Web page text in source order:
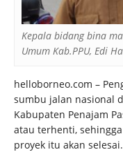
Kepala bidang bina
Umum Kab.PPU, Edi
helloborneo.com –
sumbu jalan nasional
Kabupaten Penajam
atau terhenti,
proyek itu akan selesai.